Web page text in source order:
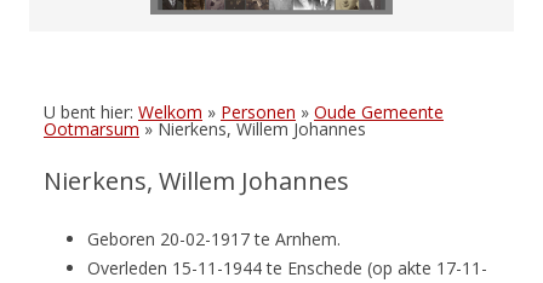
U bent hier: Welkom » Personen » Oude Gemeente
Ootmarsum»Nierkens, Willem Johannes
Nierkens, Willem Johannes
Geboren 20-02-1917 te Arnhem.
Overleden 15-11-1944 te Enschede (op akte 17-11-